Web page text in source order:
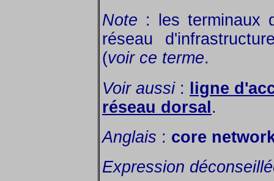
Note : les terminaux
réseau
(voir ce terme.
Voir aussi:
ligne
réseau dorsal .
Anglais : core
Expression